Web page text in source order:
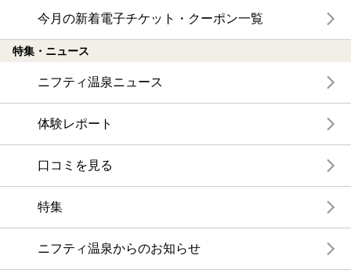
今月の新着電子チケット・クーポン一覧
特集・ニュース
ニフティ温泉ニュース
体験レポート
口コミを見る
特集
ニフティ温泉からのお知らせ